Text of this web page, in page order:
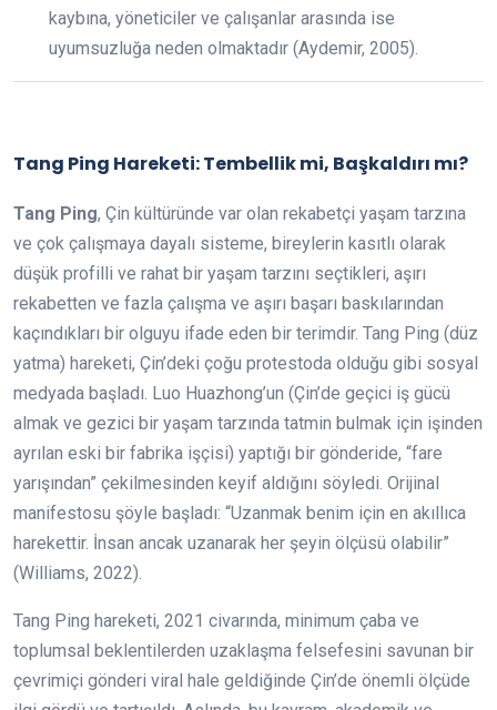
kaybına, yöneticiler ve çalışanlar arasında ise
uyumsuzluğa neden olmaktadır (Aydemir, 2005).
Tang Ping Hareketi: Tembellik mi, Başkaldırı mı?
Tang Ping, Çin kültüründe var olan rekabetçi yaşam tarzına
ve çok çalışmaya dayalı sisteme, bireylerin kasıtlı olarak
düşük profilli ve rahat bir yaşam tarzını seçtikleri, aşırı
rekabetten ve fazla çalışma ve aşırı başarı baskılarından
kaçındıkları bir olguyu ifade eden bir terimdir. Tang Ping (düz
yatma) hareketi, Çin’deki çoğu protestoda olduğu gibi sosyal
medyada başladı. Luo Huazhong’un (Çin’de geçici iş gücü
almak ve gezici bir yaşam tarzında tatmin bulmak için işinden
ayrılan eski bir fabrika işçisi) yaptığı bir gönderide, “fare
yarışından” çekilmesinden keyif aldığını söyledi. Orijinal
manifestosu şöyle başladı: “Uzanmak benim için en akıllıca
harekettir. İnsan ancak uzanarak her şeyin ölçüsü olabilir”
(Williams, 2022).
Tang Ping hareketi, 2021 civarında, minimum çaba ve
toplumsal beklentilerden uzaklaşma felsefesini savunan bir
çevrimiçi gönderi viral hale geldiğinde Çin’de önemli ölçüde